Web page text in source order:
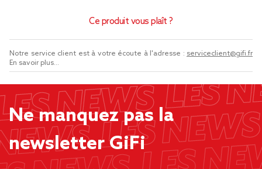
Ce produit vous plaît ?
Notre service client est à votre écoute à l'adresse : serviceclient@gifi.fr
En savoir plus...
Ne manquez pas la
newsletter GiFi